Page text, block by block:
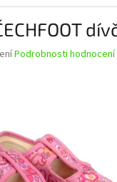
Podrobnosti hodnocení